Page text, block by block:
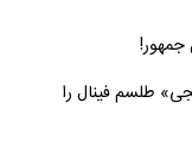
جمهور!
| «لاله‌های نارنجی» طلسم فینال را